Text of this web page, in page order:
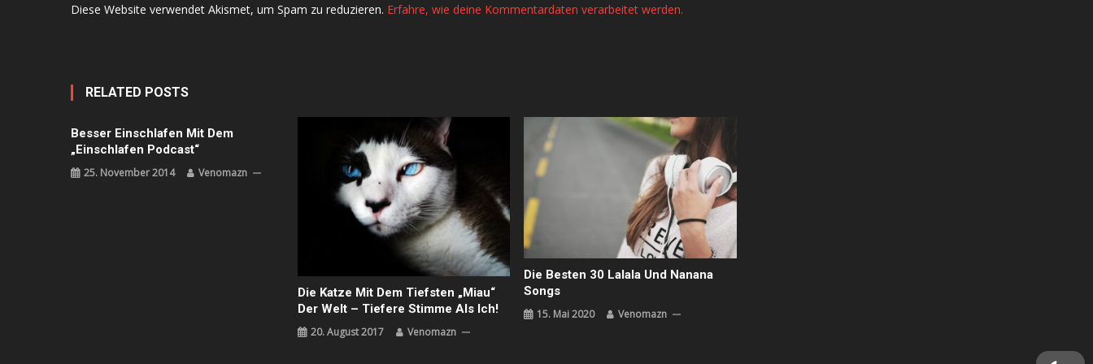
Diese Website verwendet Akismet, um Spam zu reduzieren. Erfahre, wie deine Kommentardaten verarbeitet werden.
RELATED POSTS
Besser Einschlafen Mit Dem
„Einschlafen Podcast“
25. November 2014 Venomazn
Die Katze Mit Dem Tiefsten „Miau“
Der Welt – Tiefere Stimme Als Ich!
20. August 2017 Venomazn
Die Besten 30 Lalala Und Nanana
Songs
15. Mai 2020 Venomazn